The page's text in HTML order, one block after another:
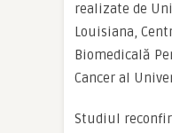
realizate de
Louisiana,
Biomedicală
Cancer al
Studiul